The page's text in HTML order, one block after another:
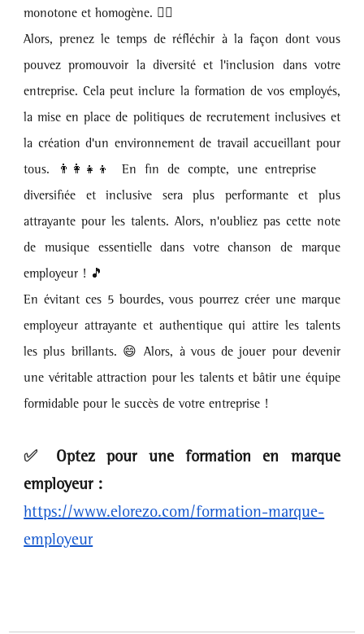
monotone et homogène. 🙅‍♀️
Alors, prenez le temps de réfléchir à la façon dont vous
pouvez promouvoir la diversité et l'inclusion dans votre
entreprise. Cela peut inclure la formation de vos employés,
la mise en place de politiques de recrutement inclusives et
la création d'un environnement de travail accueillant pour
tous. 👨‍👩‍👧‍👦 En fin de compte, une entreprise
diversifiée et inclusive sera plus performante et plus
attrayante pour les talents. Alors, n'oubliez pas cette note
de musique essentielle dans votre chanson de marque
employeur ! 🎵
En évitant ces 5 bourdes, vous pourrez créer une marque
employeur attrayante et authentique qui attire les talents
les plus brillants. 😄 Alors, à vous de jouer pour devenir
une véritable attraction pour les talents et bâtir une équipe
formidable pour le succès de votre entreprise !
✅ Optez pour une formation en marque
employeur :
https://www.elorezo.com/formation-marque-
employeur